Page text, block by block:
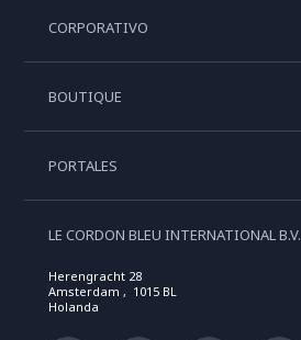
CORPORATIVO
BOUTIQUE
PORTALES
LE CORDON BLEU INTERNATIONAL B.V.
Herengracht 28
Amsterdam , 1015 BL
Holanda